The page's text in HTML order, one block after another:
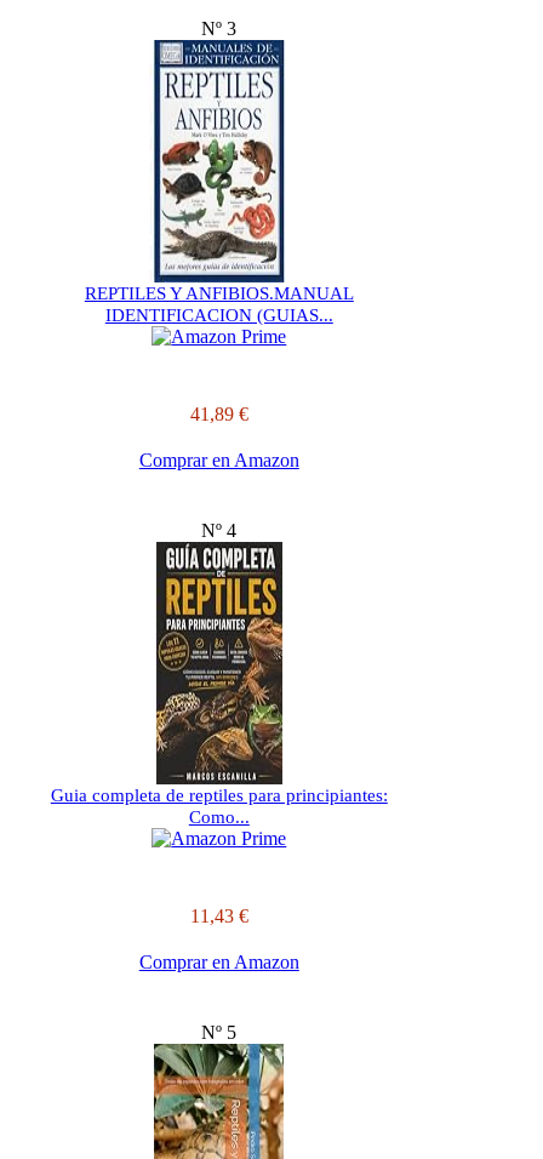
Nº 3
REPTILES Y ANFIBIOS.MANUAL
IDENTIFICACION (GUIAS...
41,89 €
Comprar en Amazon
Nº 4
Guia completa de reptiles para principiantes:
Como...
11,43 €
Comprar en Amazon
Nº 5